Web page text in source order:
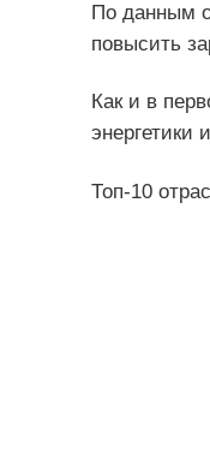
По данным
повысить
Как и в
энергетики
Топ-10